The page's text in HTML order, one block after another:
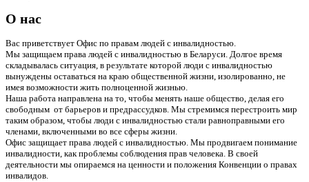
О нас
Вас приветствует Офис по правам людей с инвалидностью.
Мы защищаем права людей с инвалидностью в Беларуси. Долгое время
складывалась ситуация, в результате которой люди с инвалидностью
вынуждены оставаться на краю общественной жизни, изолированно, не
имея возможности жить полноценной жизнью.
Наша работа направлена на то, чтобы менять наше общество, делая его
свободным от барьеров и предрассудков. Мы стремимся перестроить мир
таким образом, чтобы люди с инвалидностью стали равноправными его
членами, включенными во все сферы жизни.
Офис защищает права людей с инвалидностью. Мы продвигаем понимание
инвалидности, как проблемы соблюдения прав человека. В своей
деятельности мы опираемся на ценности и положения Конвенции о правах
инвалидов.